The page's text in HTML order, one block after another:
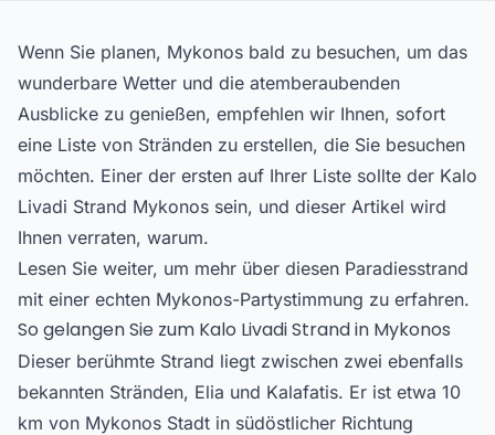
Wenn Sie planen, Mykonos bald zu besuchen, um das
wunderbare Wetter und die atemberaubenden
Ausblicke zu genießen, empfehlen wir Ihnen, sofort
eine Liste von Stränden zu erstellen, die Sie besuchen
möchten. Einer der ersten auf Ihrer Liste sollte der Kalo
Livadi Strand Mykonos sein, und dieser Artikel wird
Ihnen verraten, warum.
Lesen Sie weiter, um mehr über diesen Paradiesstrand
mit einer echten Mykonos-Partystimmung zu erfahren.
So gelangen Sie zum Kalo Livadi Strand in Mykonos
Dieser berühmte Strand liegt zwischen zwei ebenfalls
bekannten Stränden, Elia und Kalafatis. Er ist etwa 10
km von Mykonos Stadt in südöstlicher Richtung